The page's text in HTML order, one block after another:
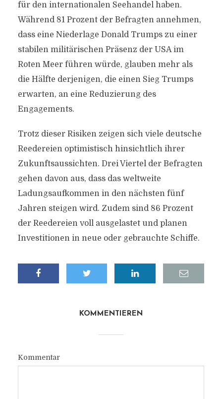
für den internationalen Seehandel haben.
Während 81 Prozent der Befragten annehmen,
dass eine Niederlage Donald Trumps zu einer
stabilen militärischen Präsenz der USA im
Roten Meer führen würde, glauben mehr als
die Hälfte derjenigen, die einen Sieg Trumps
erwarten, an eine Reduzierung des
Engagements.
Trotz dieser Risiken zeigen sich viele deutsche
Reedereien optimistisch hinsichtlich ihrer
Zukunftsaussichten. Drei Viertel der Befragten
gehen davon aus, dass das weltweite
Ladungsaufkommen in den nächsten fünf
Jahren steigen wird. Zudem sind 86 Prozent
der Reedereien voll ausgelastet und planen
Investitionen in neue oder gebrauchte Schiffe.
KOMMENTIEREN
Kommentar